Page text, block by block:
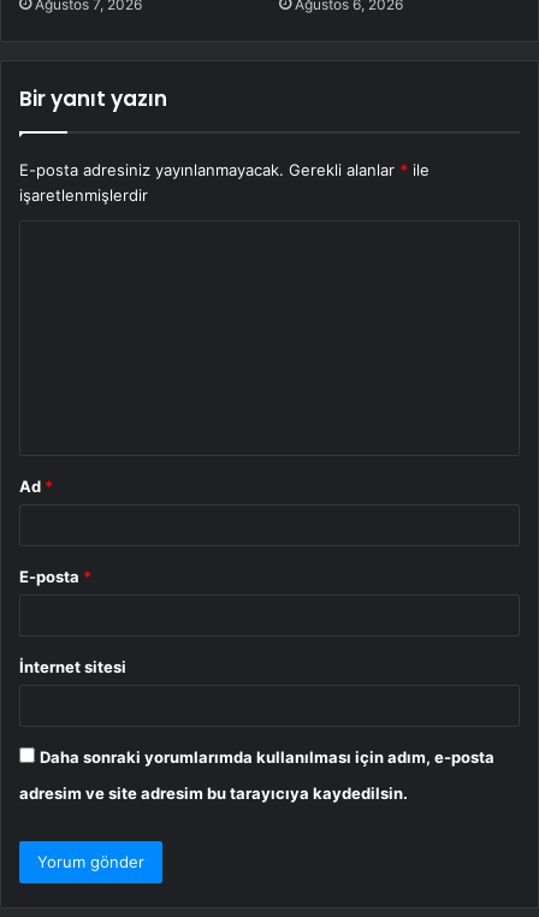
Ağustos 7, 2026 Ağustos 6, 2026
Bir yanıt yazın
E-posta adresiniz yayınlanmayacak. Gerekli alanlar * ile
işaretlenmişlerdir
Ad *
E-posta *
İnternet sitesi
Daha sonraki yorumlarımda kullanılması için adım, e-posta
adresim ve site adresim bu tarayıcıya kaydedilsin.